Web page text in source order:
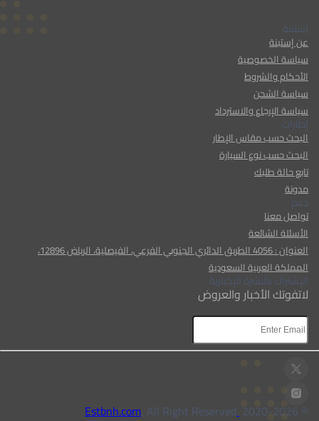
إستبنة
عن إستبنة
سياسة الخصوصية
الأحكام والشروط
سياسة الشحن
سياسة الإرجاع والاسترداد
إطارات
البحث حسب مقاس الإطار
البحث حسب نوع السيارة
تابع حالة طلبك
مدونة
دعم
تواصل معنا
الأسئلة الشائعة
العنوان : 4056 الطريق الدائري الجنوبي الفرعي، الفيصلية، الرياض 12896،
المملكة العربية السعودية
الإشتراك بالنشرة الإخبارية
لاتفوتك الأخبار والعروض
© 2020-
2026
Estbnh.com
, All Right Reserved